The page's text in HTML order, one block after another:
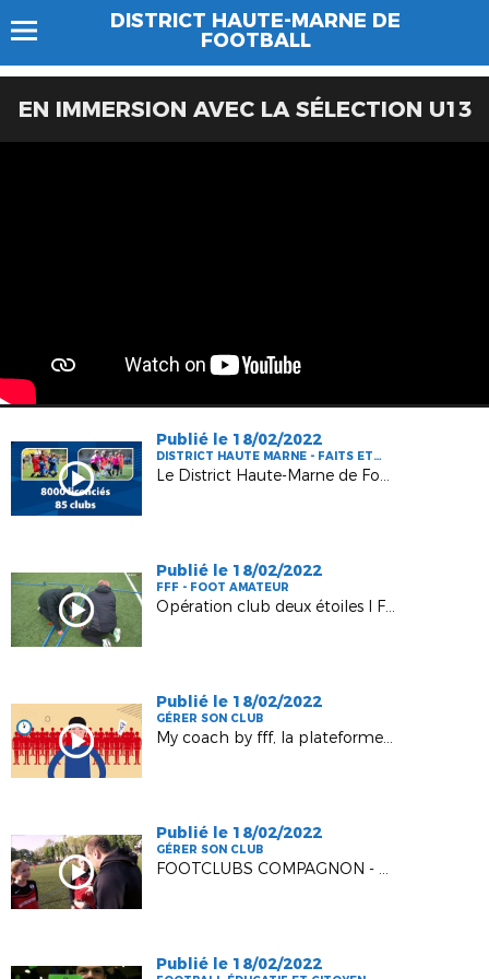
DISTRICT HAUTE-MARNE DE
FOOTBALL
EN IMMERSION AVEC LA SÉLECTION U13
Publié le 18/02/2022
DISTRICT HAUTE MARNE - FAITS ET
CHIFFRES
Le District Haute-Marne de Football, c'est...
Publié le 18/02/2022
FFF - FOOT AMATEUR
Opération club deux étoiles I FFF 2019
Publié le 18/02/2022
GÉRER SON CLUB
My coach by fff, la plateforme officielle des éducateurs
Publié le 18/02/2022
GÉRER SON CLUB
FOOTCLUBS COMPAGNON - La nouvelle application pour smartphone
Publié le 18/02/2022